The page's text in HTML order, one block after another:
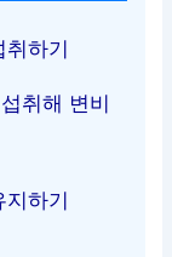
취하기
취해 변비
하기